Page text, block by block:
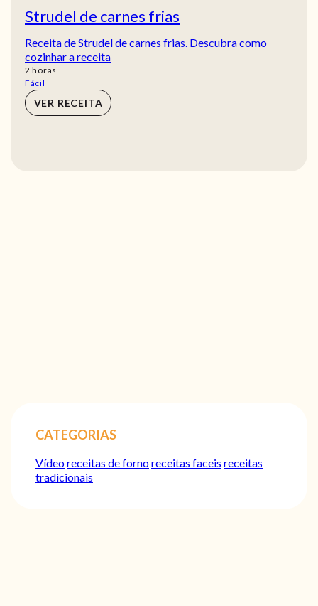
Strudel de carnes frias
Receita de Strudel de carnes frias. Descubra como
cozinhar a receita
2 horas
horas
Fácil
VER RECEITA
CATEGORIAS
Vídeoreceitas de fornoreceitas faceis receitas
tradicionais